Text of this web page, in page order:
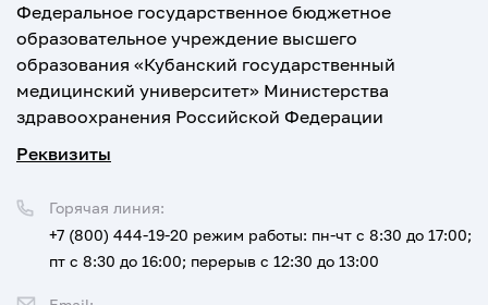
Федеральное государственное бюджетное
образовательное учреждение высшего
образования «Кубанский государственный
медицинский университет» Министерства
здравоохранения Российской Федерации
Реквизиты
Горячая линия:
+7 (800) 444-19-20 режим работы: пн-чт с 8:30 до 17:00;
пт с 8:30 до 16:00; перерыв с 12:30 до 13:00